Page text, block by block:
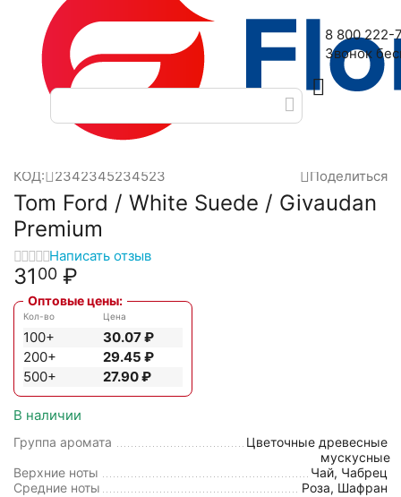
Наш адрес: 2-я Дубровская улица, 6
8 800 222-
Звонок
КОД: 2342345234523 Поделиться
Tom Ford / White Suede / Givaudan
Premium
Написать отзыв
31 00 ₽
Оптовые цены:
Кол-во
100+
200+
500+
Цена
30.07₽
29.45 ₽
27.90₽
В наличии
Группа аромата
Цветочные древесные
мускусные
Верхние ноты
Чай, Чабрец
Средние ноты
Роза, Шафран